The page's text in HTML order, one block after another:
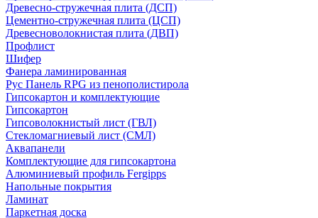
Древесно-стружечная плита (ДСП)
Цементно-стружечная плита (ЦСП)
Древесноволокнистая плита (ДВП)
Профлист
Шифер
Фанера ламинированная
Рус Панель RPG из пенополистирола
Гипсокартон и комплектующие
Гипсокартон
Гипсоволокнистый лист (ГВЛ)
Стекломагниевый лист (СМЛ)
Аквапанели
Комплектующие для гипсокартона
Алюминиевый профиль Fergipps
Напольные покрытия
Ламинат
Паркетная доска